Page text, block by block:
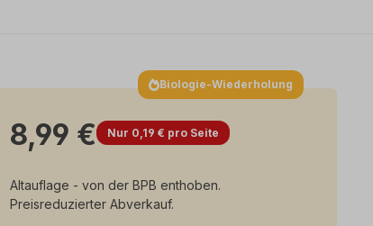
Biologie-Wiederholung
8,99 € Nur 0,19 € pro Seite
Altauflage - von der BPB enthoben.
Preisreduzierter Abverkauf.